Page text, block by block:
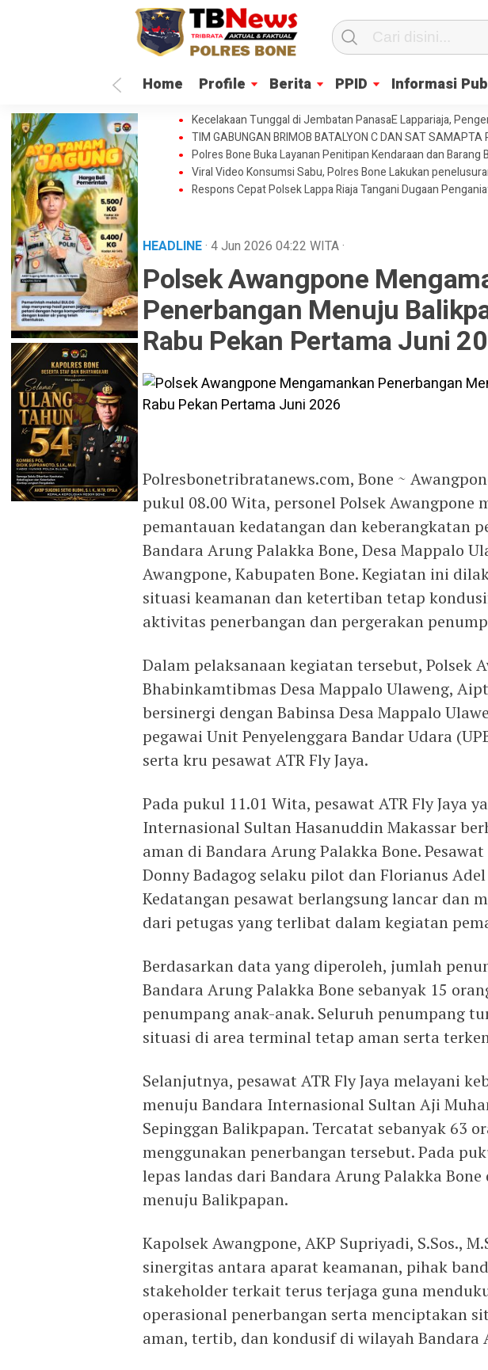
Home Profile Berita PPID Informasi
Kecelakaan Tunggal di Jembatan PanasaE Lappariaja,
TIM GABUNGAN BRIMOB BATALYON C DAN SAT
Polres Bone Buka Layanan Penitipan Kendaraan dan
Viral Video Konsumsi Sabu, Polres Bone Lakukan
Respons Cepat Polsek Lappa Riaja Tangani Dugaan
HEADLINE· 4 Jun 2026 04:22 WITA·
Polsek Awangpone
Penerbangan Menuju
Rabu Pekan Pertama Juni
Polresbonetribratanews.com, Bone ~
pukul 08.00 Wita, personel Polsek Awangpone
pemantauan kedatangan dan keberangkatan
Bandara Arung Palakka Bone, Desa Mappalo
Awangpone, Kabupaten Bone. Kegiatan ini
situasi keamanan dan ketertiban tetap
aktivitas penerbangan dan pergerakan
Dalam pelaksanaan kegiatan tersebut, Polsek
Bhabinkamtibmas Desa Mappalo Ulaweng,
bersinergi dengan Babinsa Desa Mappalo
pegawai Unit Penyelenggara Bandar Udara
serta kru pesawat ATR Fly Jaya.
Pada pukul 11.01 Wita, pesawat ATR Fly Jaya
Internasional Sultan Hasanuddin Makassar
aman di Bandara Arung Palakka Bone.
Donny Badagog selaku pilot dan Florianus
Kedatangan pesawat berlangsung lancar dan
dari petugas yang terlibat dalam kegiatan
Berdasarkan data yang diperoleh, jumlah
Bandara Arung Palakka Bone sebanyak 15
penumpang anak-anak. Seluruh penumpang
situasi di area terminal tetap aman serta
Selanjutnya, pesawat ATR Fly Jaya melayani
menuju Bandara Internasional Sultan Aji
Sepinggan Balikpapan. Tercatat sebanyak 63
menggunakan penerbangan tersebut. Pada
lepas landas dari Bandara Arung Palakka
menuju Balikpapan.
Kapolsek Awangpone, AKP Supriyadi, S.Sos.,
sinergitas antara aparat keamanan, pihak
stakeholder terkait terus terjaga guna
operasional penerbangan serta menciptakan
aman, tertib, dan kondusif di wilayah Bandara